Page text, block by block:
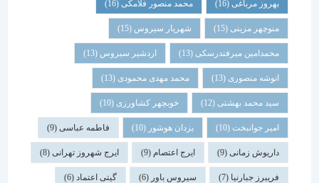
بهروز مرباغی (16) محمد منصور فلامکی (16)
منوچهر مزینی(15) شهریار سیروس(15)
محمدامین میرفندرسکی(13) اردشیر سیروس(13)
انوشه منصوری(13) محمد مهدی محمودی(13)
سید محمد بهشتی(12) خوبچهر کشاورزی(10)
امیر جوانبخت(10) یزدان هوشور(10) فاطمه عباسی(9)
داریوش زمانی(9) ایرج اعتصام(9) ایرج شهروز تهرانی(8)
فریبرز جبارنیا(7) سیروس باور(6) گیتی اعتماد(6)